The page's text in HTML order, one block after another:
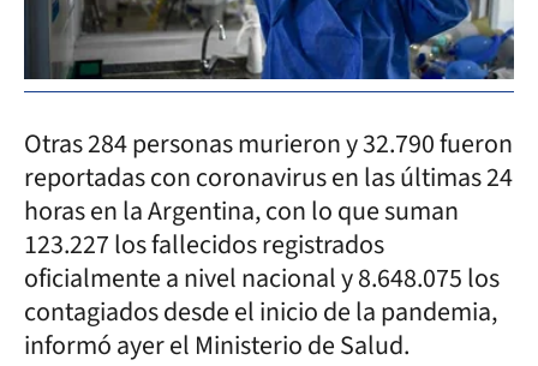
Otras 284 personas murieron y 32.790 fueron
reportadas con coronavirus en las últimas 24
horas en la Argentina, con lo que suman
123.227 los fallecidos registrados
oficialmente a nivel nacional y 8.648.075 los
contagiados desde el inicio de la pandemia,
informó ayer el Ministerio de Salud.